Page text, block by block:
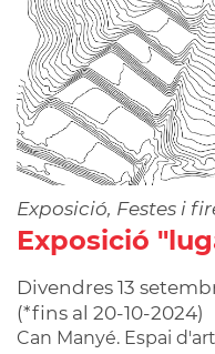
Exposició, Festes i
Exposició
Divendres 13
(*fins al 20-10-2024)
Can Manyé. Espai